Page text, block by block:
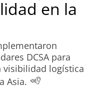
en la
DCSA para
visibilidad logística
Asia.